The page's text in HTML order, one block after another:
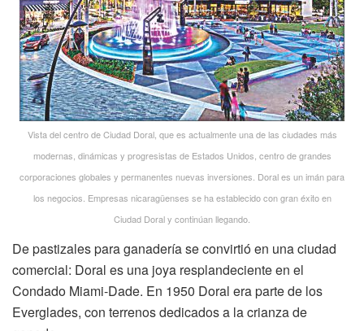
Vista del centro de Ciudad Doral, que es actualmente una de las ciudades más
modernas, dinámicas y progresistas de Estados Unidos, centro de grandes
corporaciones globales y permanentes nuevas inversiones. Doral es un imán para
los negocios. Empresas nicaragüenses se ha establecido con gran éxito en
Ciudad Doral y continúan llegando.
De pastizales para ganadería se convirtió en una ciudad
comercial: Doral es una joya resplandeciente en el
Condado Miami-Dade. En 1950 Doral era parte de los
Everglades, con terrenos dedicados a la crianza de